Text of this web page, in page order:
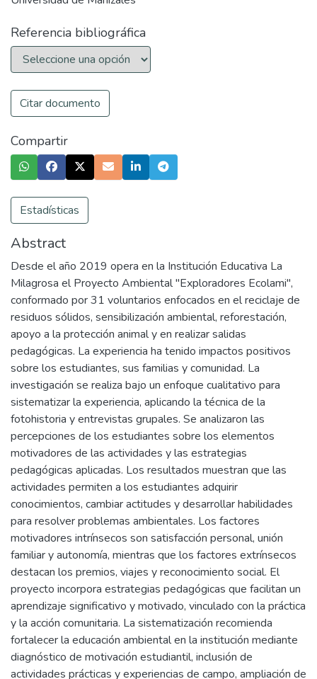
Referencia bibliográfica
Citar documento
Compartir
Estadísticas
Abstract
Desde el año 2019 opera en la Institución Educativa La
Milagrosa el Proyecto Ambiental "Exploradores Ecolami",
conformado por 31 voluntarios enfocados en el reciclaje de
residuos sólidos, sensibilización ambiental, reforestación,
apoyo a la protección animal y en realizar salidas
pedagógicas. La experiencia ha tenido impactos positivos
sobre los estudiantes, sus familias y comunidad. La
investigación se realiza bajo un enfoque cualitativo para
sistematizar la experiencia, aplicando la técnica de la
fotohistoria y entrevistas grupales. Se analizaron las
percepciones de los estudiantes sobre los elementos
motivadores de las actividades y las estrategias
pedagógicas aplicadas. Los resultados muestran que las
actividades permiten a los estudiantes adquirir
conocimientos, cambiar actitudes y desarrollar habilidades
para resolver problemas ambientales. Los factores
motivadores intrínsecos son satisfacción personal, unión
familiar y autonomía, mientras que los factores extrínsecos
destacan los premios, viajes y reconocimiento social. El
proyecto incorpora estrategias pedagógicas que facilitan un
aprendizaje significativo y motivado, vinculado con la práctica
y la acción comunitaria. La sistematización recomienda
fortalecer la educación ambiental en la institución mediante
diagnóstico de motivación estudiantil, inclusión de
actividades prácticas y experiencias de campo, ampliación de